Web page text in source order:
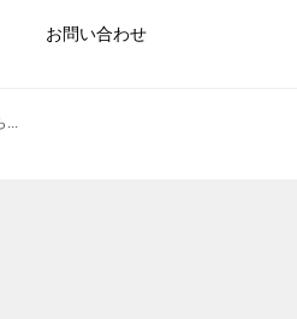
お問い合わせ